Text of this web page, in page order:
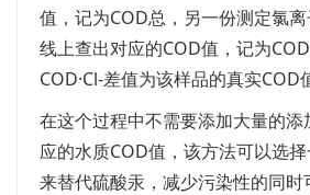
值，记为COD总，另一份测定氯
线上查出对应的COD值，记为
COD·Cl-差值为该样品的真实COD
在这个过程中不需要添加大量的添
应的水质COD值，该方法可以选
来替代硫酸汞，减少污染性的同时